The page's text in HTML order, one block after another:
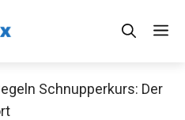
Schnupperkurs: Der